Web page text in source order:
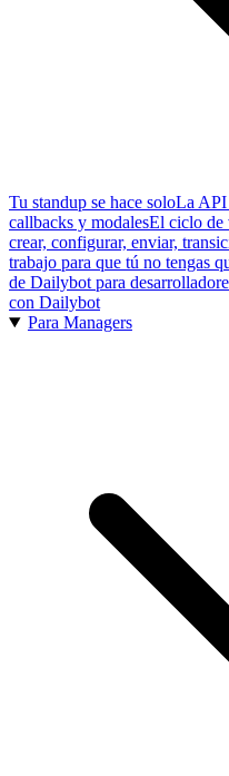
Tu standup se hace soloLa API
callbacks y modalesEl ciclo de
crear, configurar, enviar,
trabajo para que tú no tengas
de Dailybot para
con Dailybot
Para Managers